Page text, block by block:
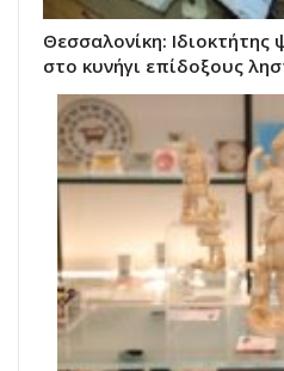
Θεσσαλονίκη: Ιδιοκτήτης
στο κυνήγι επίδοξους